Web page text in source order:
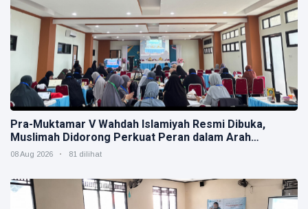
Pra-Muktamar V Wahdah Islamiyah Resmi Dibuka,
Muslimah Didorong Perkuat Peran dalam Arah
Strategis Organisasi
08 Aug 2026 81 dilihat